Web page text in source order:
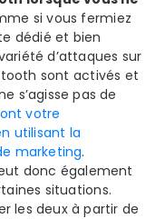
si vous fermiez
dédié et bien
d’attaques sur
sont activés et
s’agisse pas de
votre
utilisant la
marketing.
donc également
situations.
les deux à partir de